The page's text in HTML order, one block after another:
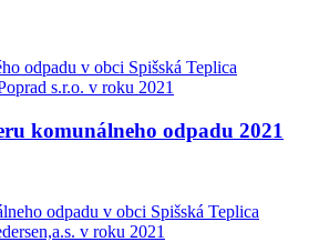
odpadu v obci Spišská Teplica
s.r.o. v roku 2021
komunálneho odpadu 2021
odpadu v obci Spišská Teplica
v roku 2021